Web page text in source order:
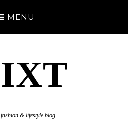
MENU
& lifestyle blog